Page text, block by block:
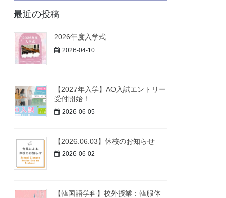
最近の投稿
2026年度入学式
2026-04-10
【2027年入学】AO入試エントリー
受付開始！
2026-06-05
【2026.06.03】休校のお知らせ
2026-06-02
【韓国語学科】校外授業：韓服体